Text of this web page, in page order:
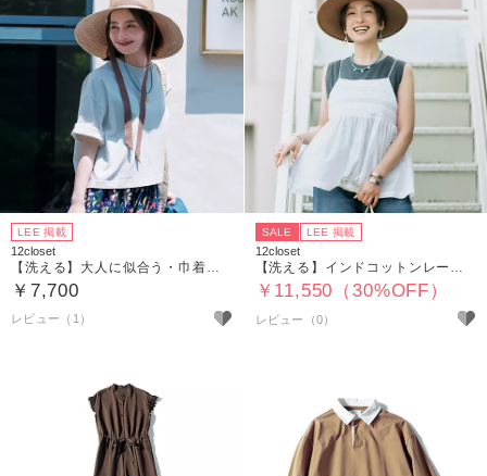
LEE 掲載
12closet
【洗える】大人に似合う・巾着付き USAコットンワイドTシャツ＆ノースリーブTシャツ
￥7,700
レビュー（1）
SALE LEE 掲載
12closet
【洗える】インドコットンレース切り替えキャミソール
￥11,550（30%OFF）